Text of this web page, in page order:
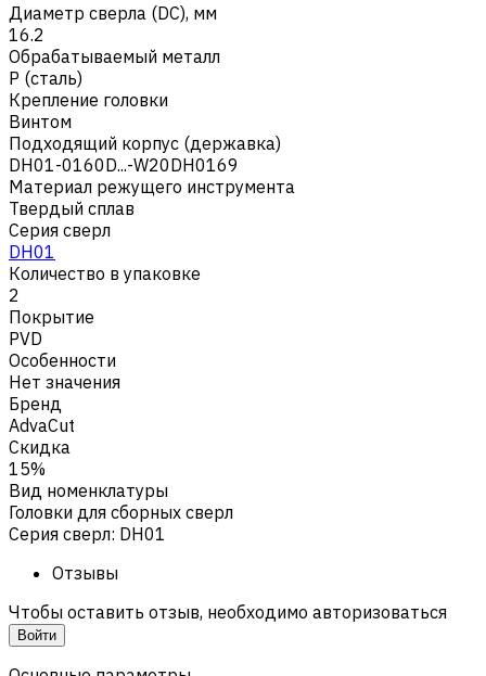
Диаметр сверла (DC), мм
16.2
Обрабатываемый металл
Р (сталь)
Крепление головки
Винтом
Подходящий корпус (державка)
DH01-0160D...-W20DH0169
Материал режущего инструмента
Твердый сплав
Серия сверл
DH01
Количество в упаковке
2
Покрытие
PVD
Особенности
Нет значения
Бренд
AdvaCut
Скидка
15%
Вид номенклатуры
Головки для сборных сверл
Серия сверл: DH01
Отзывы
Чтобы оставить отзыв, необходимо авторизоваться
Войти